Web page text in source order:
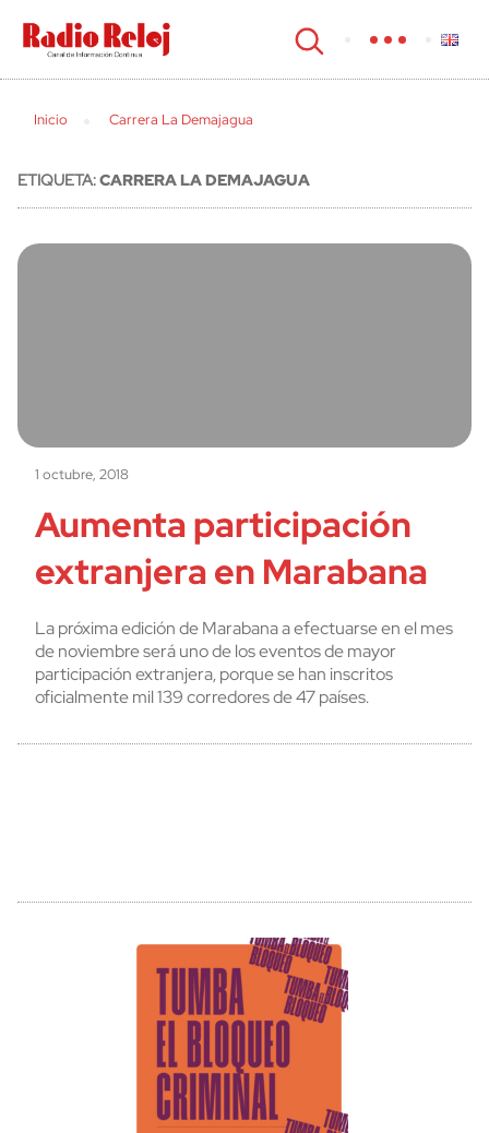
cerrar
Inicio Carrera La Demajagua
ETIQUETA:CARRERA LA DEMAJAGUA
1 octubre, 2018
Aumenta participación
extranjera en Marabana
La próxima edición de Marabana a efectuarse en el mes
de noviembre será uno de los eventos de mayor
participación extranjera, porque se han inscritos
oficialmente mil 139 corredores de 47 países.